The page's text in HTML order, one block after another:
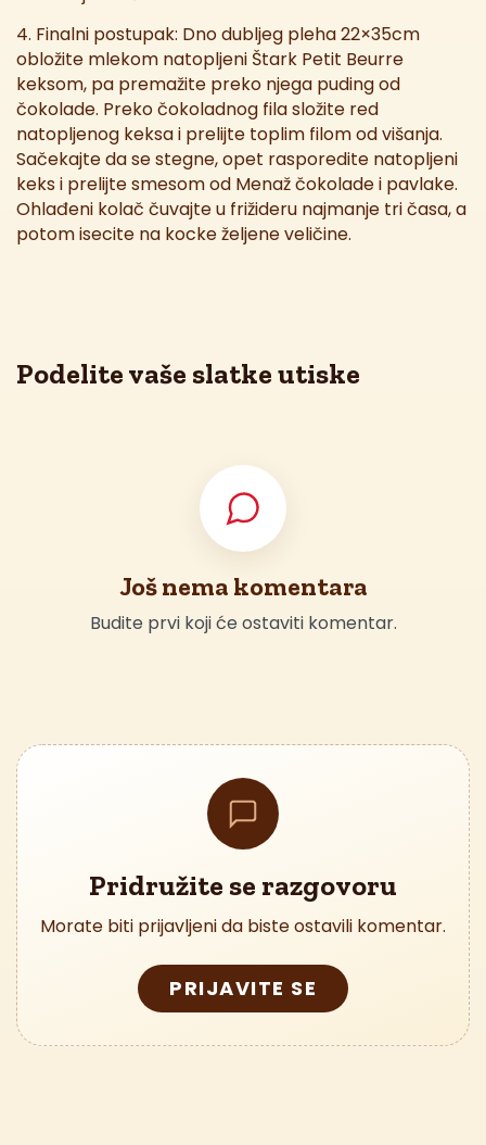
4. Finalni postupak: Dno dubljeg pleha 22×35cm
obložite mlekom natopljeni Štark Petit Beurre
keksom, pa premažite preko njega puding od
čokolade. Preko čokoladnog fila složite red
natopljenog keksa i prelijte toplim filom od višanja.
Sačekajte da se stegne, opet rasporedite natopljeni
keks i prelijte smesom od Menaž čokolade i pavlake.
Ohlađeni kolač čuvajte u frižideru najmanje tri časa, a
potom isecite na kocke željene veličine.
Podelite vaše slatke utiske
Još nema komentara
Budite prvi koji će ostaviti komentar.
Pridružite se razgovoru
Morate biti prijavljeni da biste ostavili komentar.
PRIJAVITE SE